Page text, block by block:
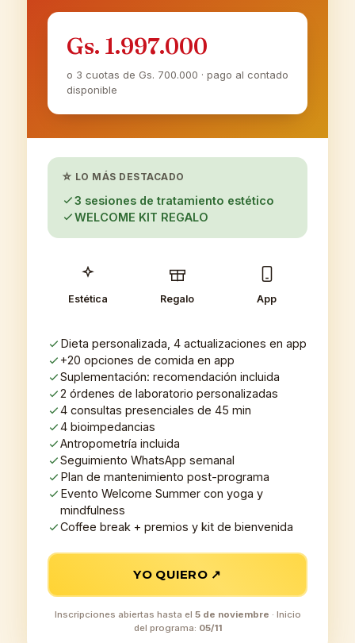
Gs. 1.997.000
o 3 cuotas de Gs. 700.000 · pago al contado
disponible
☆ LO MÁS DESTACADO
3 sesiones de tratamiento estético
WELCOME KIT REGALO
Estética Regalo App
Dieta personalizada, 4 actualizaciones en app
+20 opciones de comida en app
Suplementación: recomendación incluida
2 órdenes de laboratorio personalizadas
4 consultas presenciales de 45 min
4 bioimpedancias
Antropometría incluida
Seguimiento WhatsApp semanal
Plan de mantenimiento post-programa
Evento Welcome Summer con yoga y
mindfulness
Coffee break + premios y kit de bienvenida
YO QUIERO ↗
Inscripciones abiertas hasta el 5 de noviembre · Inicio
del programa: 05/11